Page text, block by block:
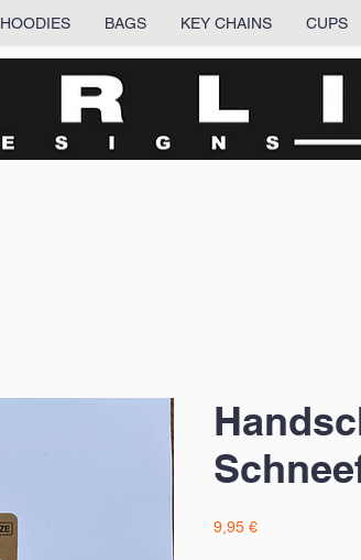
HOODIES BAGS KEY CHAINS CUPS
9,95 €Prix